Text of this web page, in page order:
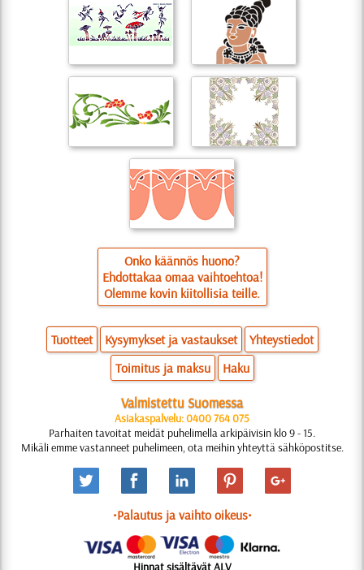
Onko käännös huono?
Ehdottakaa omaa vaihtoehtoa!
Olemme kovin kiitollisia teille.
Tuotteet Kysymykset ja vastaukset
Yhteystiedot
Toimitus ja maksu
Haku
Valmistettu Suomessa
Asiakaspalvelu: 0400 764 075
Parhaiten tavoitat meidät puhelimella arkipäivisin klo 9 - 15.
Mikäli emme vastanneet puhelimeen, ota meihin yhteyttä sähköpostitse.
•Palautus ja vaihto oikeus•
Hinnat sisältävät ALV